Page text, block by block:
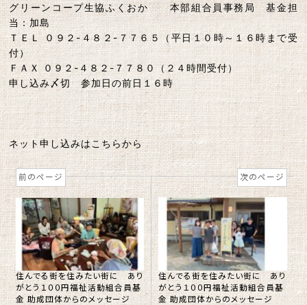
グリーンコープ生協ふくおか 本部組合員事務局 基金担
当：加島
ＴＥＬ ０９２-４８２-７７６５（平日１０時～１６時まで受
付）
ＦＡＸ ０９２-４８２-７７８０（２４時間受付）
申し込み〆切 参加日の前日１６時
ネット申し込みはこちらから
前のページ
住んでる街を住みたい街に あり
がとう１００円福祉活動組合員基
金 助成団体からのメッセージ
次のページ
住んでる街を住みたい街に あり
がとう１００円福祉活動組合員基
金 助成団体からのメッセージ